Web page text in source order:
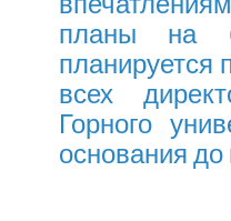
планы на
планируется
всех
Горного
основания